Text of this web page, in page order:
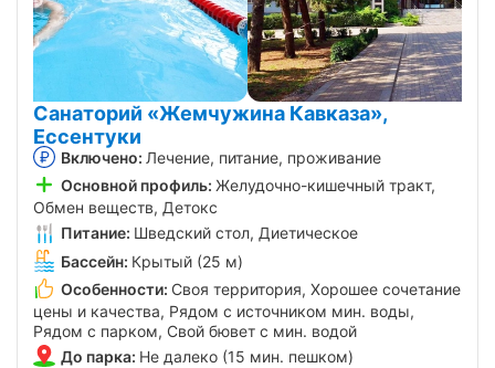
Санаторий «Жемчужина Кавказа»,
Ессентуки
Включено: Лечение, питание, проживание
Основной профиль: Желудочно-кишечный тракт,
Обмен веществ, Детокс
Питание: Шведский стол, Диетическое
Бассейн: Крытый (25 м)
Особенности: Своя территория, Хорошее сочетание
цены и качества, Рядом с источником мин. воды,
Рядом с парком, Свой бювет с мин. водой
До парка: Не далеко (15 мин. пешком)